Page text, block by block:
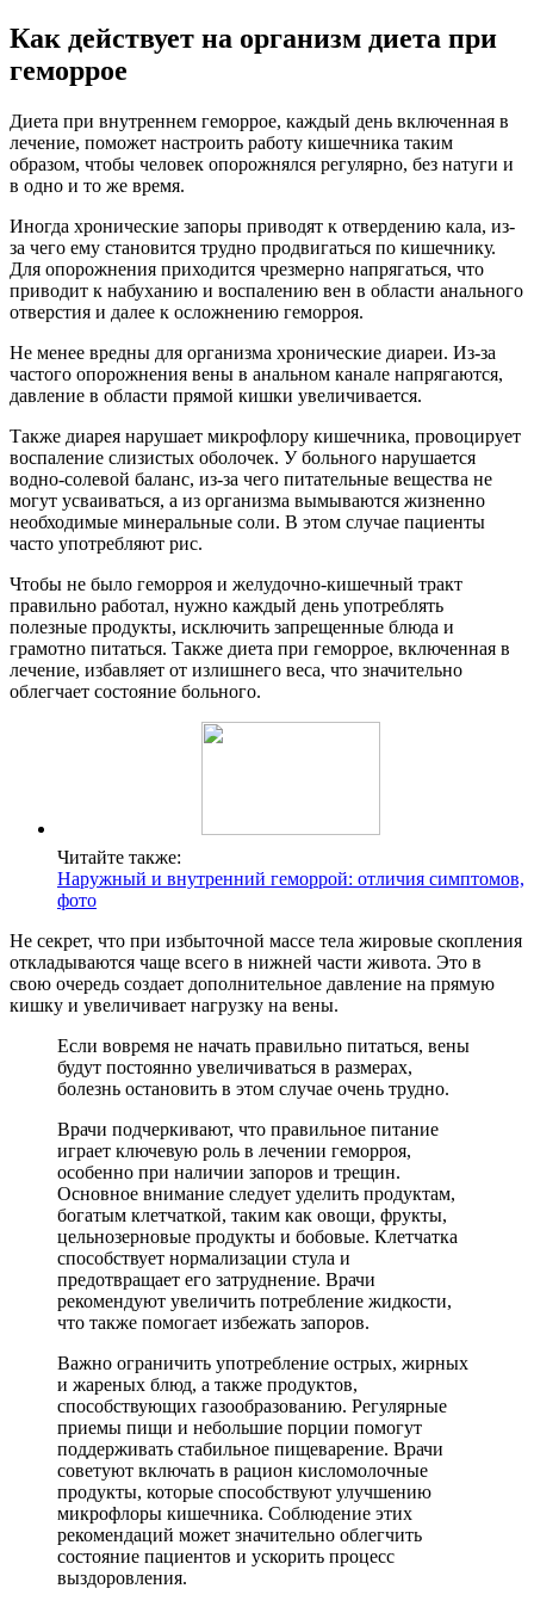
Как действует на организм диета при
геморрое
Диета при внутреннем геморрое, каждый день включенная в
лечение, поможет настроить работу кишечника таким
образом, чтобы человек опорожнялся регулярно, без натуги и
в одно и то же время.
Иногда хронические запоры приводят к отвердению кала, из-
за чего ему становится трудно продвигаться по кишечнику.
Для опорожнения приходится чрезмерно напрягаться, что
приводит к набуханию и воспалению вен в области анального
отверстия и далее к осложнению геморроя.
Не менее вредны для организма хронические диареи. Из-за
частого опорожнения вены в анальном канале напрягаются,
давление в области прямой кишки увеличивается.
Также диарея нарушает микрофлору кишечника, провоцирует
воспаление слизистых оболочек. У больного нарушается
водно-солевой баланс, из-за чего питательные вещества не
могут усваиваться, а из организма вымываются жизненно
необходимые минеральные соли. В этом случае пациенты
часто употребляют рис.
Чтобы не было геморроя и желудочно-кишечный тракт
правильно работал, нужно каждый день употреблять
полезные продукты, исключить запрещенные блюда и
грамотно питаться. Также диета при геморрое, включенная в
лечение, избавляет от излишнего веса, что значительно
облегчает состояние больного.
Читайте также:
Наружный и внутренний геморрой: отличия симптомов,
фото
Не секрет, что при избыточной массе тела жировые скопления
откладываются чаще всего в нижней части живота. Это в
свою очередь создает дополнительное давление на прямую
кишку и увеличивает нагрузку на вены.
Если вовремя не начать правильно питаться, вены
будут постоянно увеличиваться в размерах,
болезнь остановить в этом случае очень трудно.
Врачи подчеркивают, что правильное питание
играет ключевую роль в лечении геморроя,
особенно при наличии запоров и трещин.
Основное внимание следует уделить продуктам,
богатым клетчаткой, таким как овощи, фрукты,
цельнозерновые продукты и бобовые. Клетчатка
способствует нормализации стула и
предотвращает его затруднение. Врачи
рекомендуют увеличить потребление жидкости,
что также помогает избежать запоров.
Важно ограничить употребление острых, жирных
и жареных блюд, а также продуктов,
способствующих газообразованию. Регулярные
приемы пищи и небольшие порции помогут
поддерживать стабильное пищеварение. Врачи
советуют включать в рацион кисломолочные
продукты, которые способствуют улучшению
микрофлоры кишечника. Соблюдение этих
рекомендаций может значительно облегчить
состояние пациентов и ускорить процесс
выздоровления.